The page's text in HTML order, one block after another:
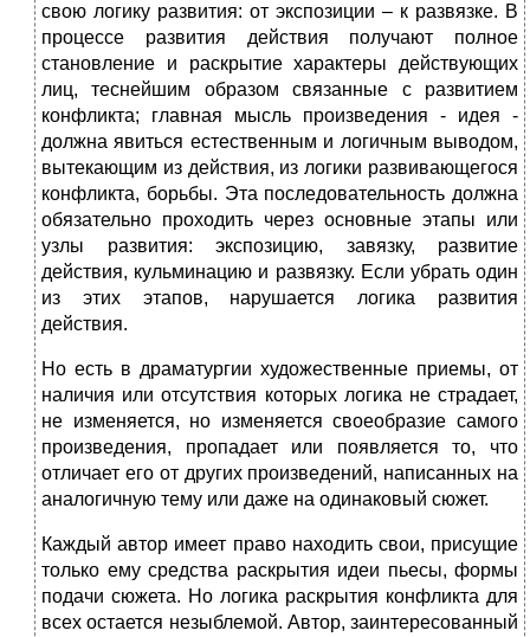
свою логику развития: от экспозиции – к развязке. В
процессе развития действия получают полное
становление и раскрытие характеры действующих
лиц, теснейшим образом связанные с развитием
конфликта; главная мысль произведения - идея -
должна явиться естественным и логичным выводом,
вытекающим из действия, из логики развивающегося
конфликта, борьбы. Эта последовательность должна
обязательно проходить через основные этапы или
узлы развития: экспозицию, завязку, развитие
действия, кульминацию и развязку. Если убрать один
из этих этапов, нарушается логика развития
действия.
Но есть в драматургии художественные приемы, от
наличия или отсутствия которых логика не страдает,
не изменяется, но изменяется своеобразие самого
произведения, пропадает или появляется то, что
отличает его от других произведений, написанных на
аналогичную тему или даже на одинаковый сюжет.
Каждый автор имеет право находить свои, присущие
только ему средства раскрытия идеи пьесы, формы
подачи сюжета. Но логика раскрытия конфликта для
всех остается незыблемой. Автор, заинтересованный